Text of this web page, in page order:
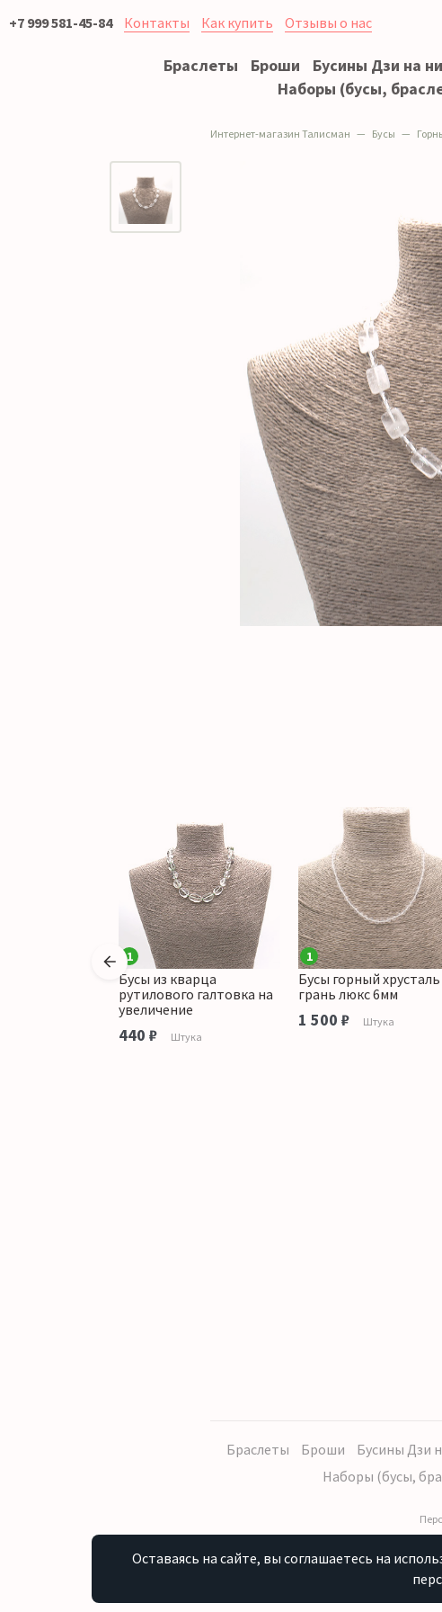
+7 999 581-45-84 Контакты Как купить Отзывы о нас
Браслеты Броши Бусины Дзи на
Наборы (бусы,
Интернет-магазин Талисман Бусы
1
Бусы из кварца
рутилового галтовка на
увеличение
440 ₽ Штука
1
Бусы горный хрусталь
грань люкс 6мм
1 500 ₽ Штука
Браслеты Броши Бусины Дзи
Наборы (бусы,
Оставаясь на сайте, вы соглашаетесь на